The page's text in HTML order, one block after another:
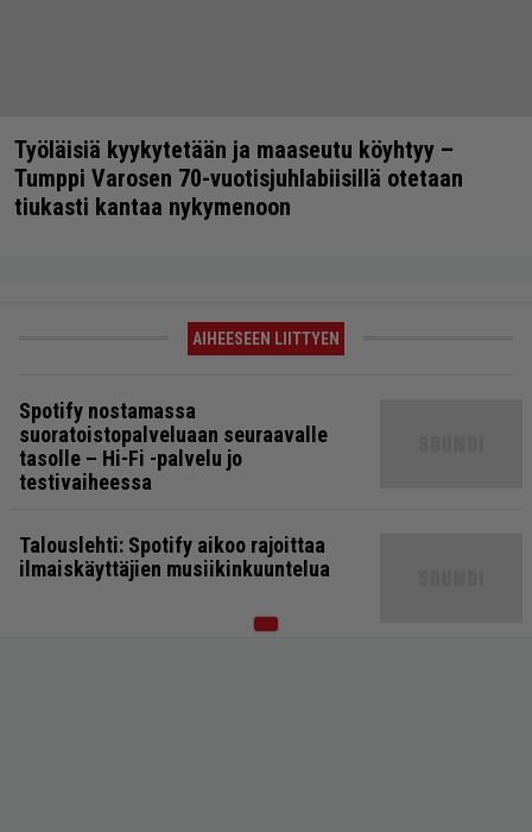
Työläisiä kyykytetään ja maaseutu köyhtyy –
Tumppi Varosen 70-vuotisjuhlabiisillä otetaan
tiukasti kantaa nykymenoon
AIHEESEEN LIITTYEN
Spotify nostamassa
suoratoistopalveluaan seuraavalle
tasolle – Hi-Fi -palvelu jo
testivaiheessa
Talouslehti: Spotify aikoo rajoittaa
ilmaiskäyttäjien musiikinkuuntelua